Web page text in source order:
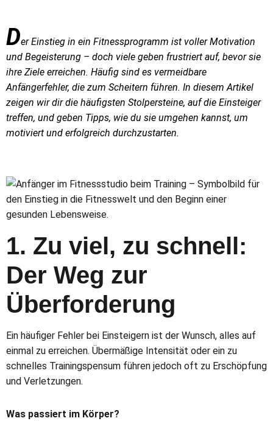
Der Einstieg in ein Fitnessprogramm ist voller Motivation
und Begeisterung – doch viele geben frustriert auf, bevor sie
ihre Ziele erreichen. Häufig sind es vermeidbare
Anfängerfehler, die zum Scheitern führen. In diesem Artikel
zeigen wir dir die häufigsten Stolpersteine, auf die Einsteiger
treffen, und geben Tipps, wie du sie umgehen kannst, um
motiviert und erfolgreich durchzustarten.
1. Zu viel, zu schnell:
Der Weg zur
Überforderung
Ein häufiger Fehler bei Einsteigern ist der Wunsch, alles auf
einmal zu erreichen. Übermäßige Intensität oder ein zu
schnelles Trainingspensum führen jedoch oft zu Erschöpfung
und Verletzungen.
Was passiert im Körper?